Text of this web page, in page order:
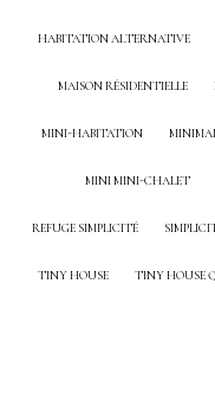
HABITATION ALTERNATIVE
MAISON RÉSIDENTIELLE
MINI-HABITATION
MINI MINI-CHALET
REFUGE SIMPLICITÉ
TINY HOUSE TINY HOUSE